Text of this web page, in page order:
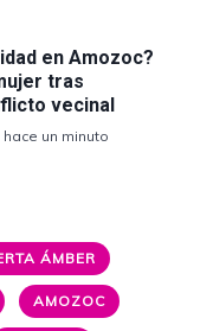
en Amozoc?
tras
vecinal
un minuto
ÁMBER
AMOZOC